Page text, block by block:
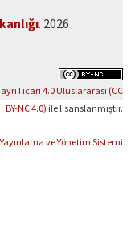
. 2026
4.0 Uluslararası (CC
BY-NC 4.0) ile lisanslanmıştır.
ve Yönetim Sistemi